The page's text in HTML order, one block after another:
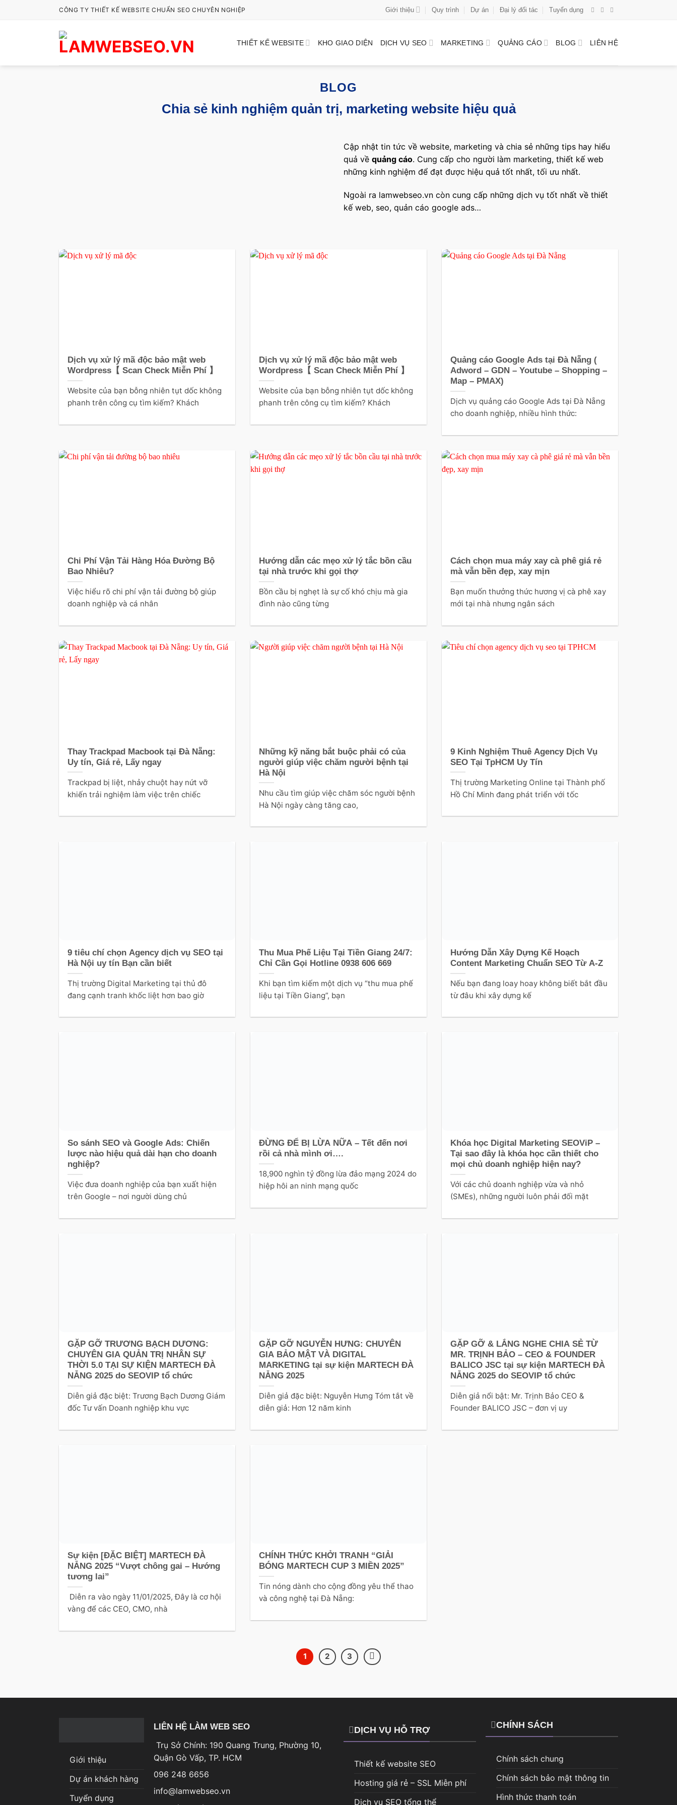
CÔNG TY THIẾT KẾ WEBSITE CHUẨN SEO CHUYÊN NGHIỆP Giới thiệu Quy trình Dự án Đại lý đối tác Tuyển dụng
THIẾT KẾ WEBSITE KHO GIAO DIỆN DỊCH VỤ SEO MARKETING QUẢNG CÁO BLOG LIÊN HỆ
BLOG
Chia sẻ kinh nghiệm quản trị, marketing website hiệu quả
Cập nhật tin tức về website, marketing và chia sẻ những tips hay hiểu
quả về quảng cáo. Cung cấp cho người làm marketing, thiết kế web
những kinh nghiệm để đạt được hiệu quả tốt nhất, tối ưu nhất.
Ngoài ra lamwebseo.vn còn cung cấp những dịch vụ tốt nhất về thiết
kế web, seo, quản cáo google ads…
Dịch vụ xử lý mã độc bảo mật web
Wordpress【 Scan Check Miễn Phí 】
Website của bạn bỗng nhiên tụt dốc không
phanh trên công cụ tìm kiếm? Khách
Dịch vụ xử lý mã độc bảo mật web
Wordpress【 Scan Check Miễn Phí 】
Website của bạn bỗng nhiên tụt dốc không
phanh trên công cụ tìm kiếm? Khách
Quảng cáo Google Ads tại Đà Nẵng (
Adword – GDN – Youtube – Shopping –
Map – PMAX)
Dịch vụ quảng cáo Google Ads tại Đà Nẵng
cho doanh nghiệp, nhiều hình thức:
Chi Phí Vận Tải Hàng Hóa Đường Bộ
Bao Nhiêu?
Việc hiểu rõ chi phí vận tải đường bộ giúp
doanh nghiệp và cá nhân
Hướng dẫn các mẹo xử lý tắc bồn cầu
tại nhà trước khi gọi thợ
Bồn cầu bị nghẹt là sự cố khó chịu mà gia
đình nào cũng từng
Cách chọn mua máy xay cà phê giá rẻ
mà vẫn bền đẹp, xay mịn
Bạn muốn thưởng thức hương vị cà phê xay
mới tại nhà nhưng ngân sách
Thay Trackpad Macbook tại Đà Nẵng:
Uy tín, Giá rẻ, Lấy ngay
Trackpad bị liệt, nhảy chuột hay nứt vỡ
khiến trải nghiệm làm việc trên chiếc
Những kỹ năng bắt buộc phải có của
người giúp việc chăm người bệnh tại
Hà Nội
Nhu cầu tìm giúp việc chăm sóc người bệnh
Hà Nội ngày càng tăng cao,
9 Kinh Nghiệm Thuê Agency Dịch Vụ
SEO Tại TpHCM Uy Tín
Thị trường Marketing Online tại Thành phố
Hồ Chí Minh đang phát triển với tốc
9 tiêu chí chọn Agency dịch vụ SEO tại
Hà Nội uy tín Bạn cần biết
Thị trường Digital Marketing tại thủ đô
đang cạnh tranh khốc liệt hơn bao giờ
Thu Mua Phế Liệu Tại Tiền Giang 24/7:
Chỉ Cần Gọi Hotline 0938 606 669
Khi bạn tìm kiếm một dịch vụ “thu mua phế
liệu tại Tiền Giang”, bạn
Hướng Dẫn Xây Dựng Kế Hoạch
Content Marketing Chuẩn SEO Từ A-Z
Nếu bạn đang loay hoay không biết bắt đầu
từ đâu khi xây dựng kế
So sánh SEO và Google Ads: Chiến
lược nào hiệu quả dài hạn cho doanh
nghiệp?
Việc đưa doanh nghiệp của bạn xuất hiện
trên Google – nơi người dùng chủ
ĐỪNG ĐỂ BỊ LỪA NỮA – Tết đến nơi
rồi cả nhà mình ơi….
18,900 nghìn tỷ đồng lừa đảo mạng 2024 do
hiệp hôi an ninh mạng quốc
Khóa học Digital Marketing SEOViP –
Tại sao đây là khóa học cần thiết cho
mọi chủ doanh nghiệp hiện nay?
Với các chủ doanh nghiệp vừa và nhỏ
(SMEs), những người luôn phải đối mặt
GẶP GỠ TRƯƠNG BẠCH DƯƠNG:
CHUYÊN GIA QUẢN TRỊ NHÂN SỰ
THỜI 5.0 TẠI SỰ KIỆN MARTECH ĐÀ
NẴNG 2025 do SEOVIP tổ chức
Diễn giả đặc biệt: Trương Bạch Dương Giám
đốc Tư vấn Doanh nghiệp khu vực
GẶP GỠ NGUYỄN HƯNG: CHUYÊN
GIA BẢO MẬT VÀ DIGITAL
MARKETING tại sự kiện MARTECH ĐÀ
NẴNG 2025
Diễn giả đặc biệt: Nguyễn Hưng Tóm tắt về
diễn giả: Hơn 12 năm kinh
GẶP GỠ & LẮNG NGHE CHIA SẺ TỪ
MR. TRỊNH BẢO – CEO & FOUNDER
BALICO JSC tại sự kiện MARTECH ĐÀ
NẴNG 2025 do SEOVIP tổ chức
Diễn giả nổi bật: Mr. Trịnh Bảo CEO &
Founder BALICO JSC – đơn vị uy
Sự kiện [ĐẶC BIỆT] MARTECH ĐÀ
NẴNG 2025 “Vượt chông gai – Hướng
tương lai”
Diễn ra vào ngày 11/01/2025, Đây là cơ hội
vàng để các CEO, CMO, nhà
CHÍNH THỨC KHỞI TRANH “GIẢI
BÓNG MARTECH CUP 3 MIỀN 2025”
Tin nóng dành cho cộng đồng yêu thể thao
và công nghệ tại Đà Nẵng:
1 2 3
Giới thiệu
Dự án khách hàng
Tuyển dụng
LIÊN HỆ LÀM WEB SEO
Trụ Sở Chính: 190 Quang Trung, Phường 10,
Quận Gò Vấp, TP. HCM
096 248 6656
info@lamwebseo.vn
DỊCH VỤ HỖ TRỢ
Thiết kế website SEO
Hosting giá rẻ – SSL Miễn phí
Dịch vụ SEO tổng thể
CHÍNH SÁCH
Chính sách chung
Chính sách bảo mật thông tin
Hình thức thanh toán